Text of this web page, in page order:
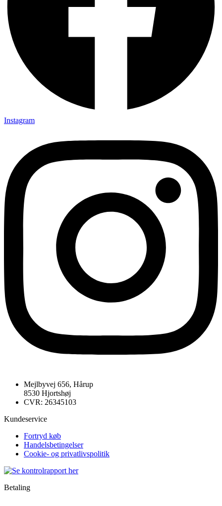
Instagram
Mejlbyvej 656, Hårup
8530 Hjortshøj
CVR: 26345103
Kundeservice
Fortryd køb
Handelsbetingelser
Cookie- og privatlivspolitik
Betaling